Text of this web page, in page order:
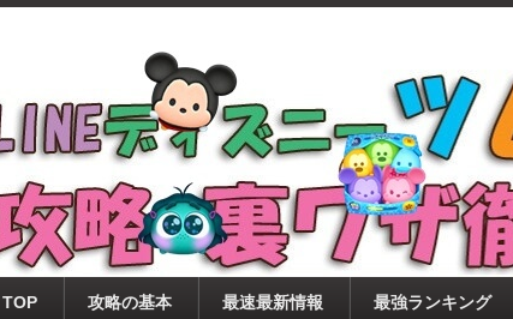
LINEディズニー ツムツム攻略・
支持率No1！痒いところに手が届くツムツム攻略サイト！新ツ
セレクト情報をいち早く提供するとともに、ビンゴ・キャラ評
0％楽しめるサイトを目指しています。
TOP 攻略の基本 最速最新情報 最強ランキング